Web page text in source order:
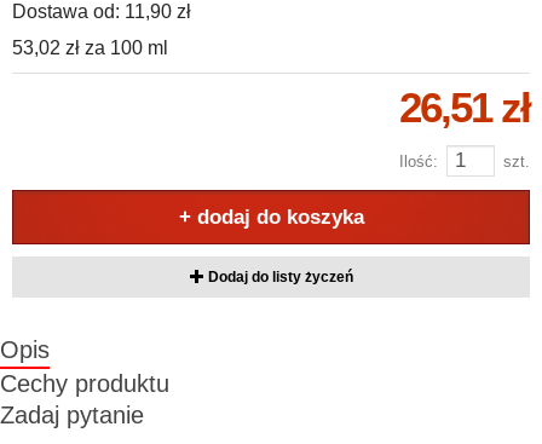
Dostawa od: 11,90 zł
53,02 zł za 100 ml
26,51 zł
Ilość: szt.
+ dodaj do koszyka
Dodaj do listy życzeń
Opis
Cechy produktu
Zadaj pytanie